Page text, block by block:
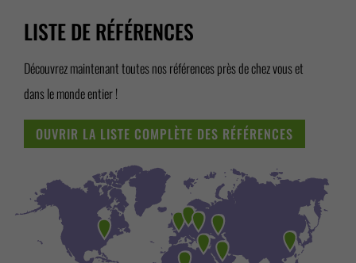
LISTE DE RÉFÉRENCES
Découvrez maintenant toutes nos références près de chez vous et
dans le monde entier !
OUVRIR LA LISTE COMPLÈTE DES RÉFÉRENCES